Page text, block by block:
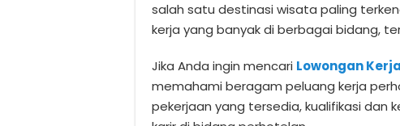
salah satu destinasi wisata paling
kerja yang banyak di berbagai bidang,
Jika Anda ingin mencari Lowongan
memahami beragam peluang kerja
pekerjaan yang tersedia, kualifikasi dan